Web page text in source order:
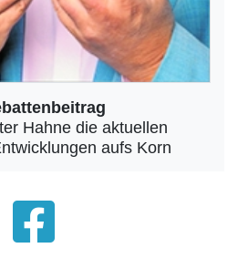
Hahne die aktuellen
aufs Korn